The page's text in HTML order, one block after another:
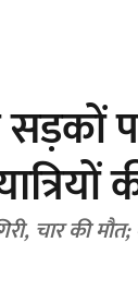
सड़कों
चार की